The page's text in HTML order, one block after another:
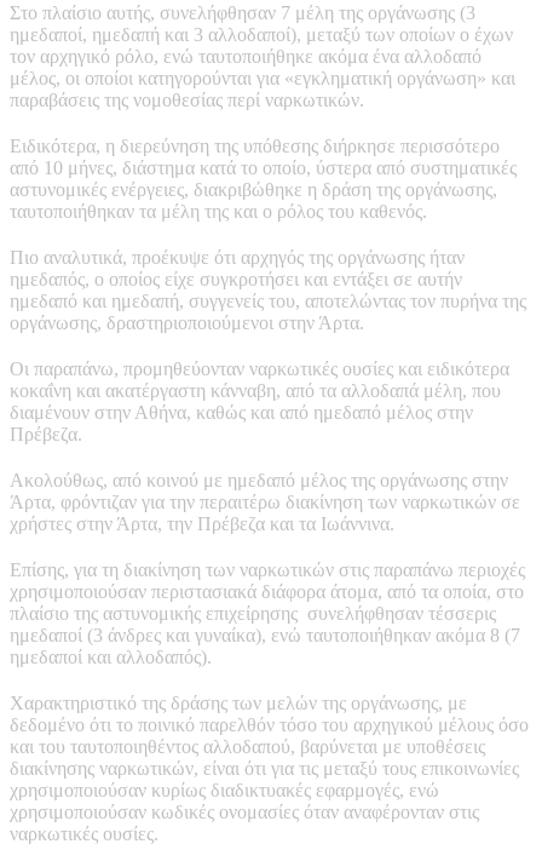
Στο πλαίσιο αυτής, συνελήφθησαν 7 μέλη της οργάνωσης (3
ημεδαποί, ημεδαπή και 3 αλλοδαποί), μεταξύ των οποίων ο έχων
τον αρχηγικό ρόλο, ενώ ταυτοποιήθηκε ακόμα ένα αλλοδαπό
μέλος, οι οποίοι κατηγορούνται για «εγκληματική οργάνωση» και
παραβάσεις της νομοθεσίας περί ναρκωτικών.
Ειδικότερα, η διερεύνηση της υπόθεσης διήρκησε περισσότερο
από 10 μήνες, διάστημα κατά το οποίο, ύστερα από συστηματικές
αστυνομικές ενέργειες, διακριβώθηκε η δράση της οργάνωσης,
ταυτοποιήθηκαν τα μέλη της και ο ρόλος του καθενός.
Πιο αναλυτικά, προέκυψε ότι αρχηγός της οργάνωσης ήταν
ημεδαπός, ο οποίος είχε συγκροτήσει και εντάξει σε αυτήν
ημεδαπό και ημεδαπή, συγγενείς του, αποτελώντας τον πυρήνα της
οργάνωσης, δραστηριοποιούμενοι στην Άρτα.
Οι παραπάνω, προμηθεύονταν ναρκωτικές ουσίες και ειδικότερα
κοκαΐνη και ακατέργαστη κάνναβη, από τα αλλοδαπά μέλη, που
διαμένουν στην Αθήνα, καθώς και από ημεδαπό μέλος στην
Πρέβεζα.
Ακολούθως, από κοινού με ημεδαπό μέλος της οργάνωσης στην
Άρτα, φρόντιζαν για την περαιτέρω διακίνηση των ναρκωτικών σε
χρήστες στην Άρτα, την Πρέβεζα και τα Ιωάννινα.
Επίσης, για τη διακίνηση των ναρκωτικών στις παραπάνω περιοχές
χρησιμοποιούσαν περιστασιακά διάφορα άτομα, από τα οποία, στο
πλαίσιο της αστυνομικής επιχείρησης συνελήφθησαν τέσσερις
ημεδαποί (3 άνδρες και γυναίκα), ενώ ταυτοποιήθηκαν ακόμα 8 (7
ημεδαποί και αλλοδαπός).
Χαρακτηριστικό της δράσης των μελών της οργάνωσης, με
δεδομένο ότι το ποινικό παρελθόν τόσο του αρχηγικού μέλους όσο
και του ταυτοποιηθέντος αλλοδαπού, βαρύνεται με υποθέσεις
διακίνησης ναρκωτικών, είναι ότι για τις μεταξύ τους επικοινωνίες
χρησιμοποιούσαν κυρίως διαδικτυακές εφαρμογές, ενώ
χρησιμοποιούσαν κωδικές ονομασίες όταν αναφέρονταν στις
ναρκωτικές ουσίες.